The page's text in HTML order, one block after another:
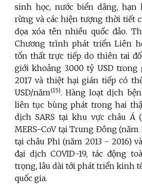
sinh học, nước biển dâng, hạn
rừng và các hiện tượng thời tiết
dọa xóa tên nhiều quốc đảo.
Chương trình phát triển Liên
tổn thất trực tiếp do thiên tai
giới khoảng 3.000 tỷ USD trong
2017 và thiệt hại gián tiếp có
USD/năm(15). Hàng loạt dịch
liên tục bùng phát trong hai
dịch SARS tại khu vực châu Á
MERS-CoV tại Trung Đông (năm
tại châu Phi (năm 2013 - 2016)
đại dịch COVID-19, tác động
trọng, lâu dài tới phát triển kinh
quốc gia.